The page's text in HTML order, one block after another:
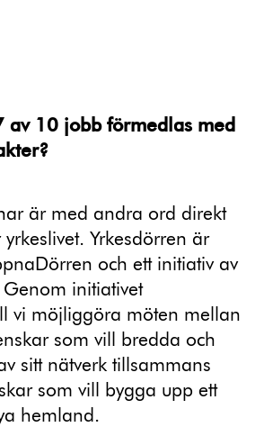
av 10 jobb förmedlas med
är med andra ord direkt
Yrkesdörren är
och ett initiativ av
initiativet
vi möjliggöra möten mellan
som vill bredda och
sitt nätverk tillsammans
som vill bygga upp ett
hemland.